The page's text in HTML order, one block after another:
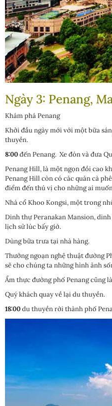
Ngày 3: Penang,
Khám phá Penang
Khởi đầu ngày mới với một bữa
thuyền.
8:00đến Penang. Xe đón và đưa
Penang Hill, là một ngọn đồi cao
Penang Hill còn có các quán cà
điểm đến thú vị cho những ai
Nhà cổ Khoo Kongsi, một trong
Dinh thự Peranakan Mansion,
lịch sử lúc bấy giờ.
Dùng bữa trưa tại nhà hàng.
Thưởng ngoạn nghệ thuật đường
sẽ cho chúng ta những hình ảnh
Ẩm thực đường phố Penang cũng
Quý khách quay về lại du thuyền.
18:00du thuyền rời thành phố